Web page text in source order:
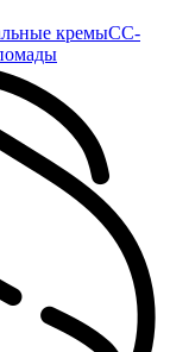
кремыCC-